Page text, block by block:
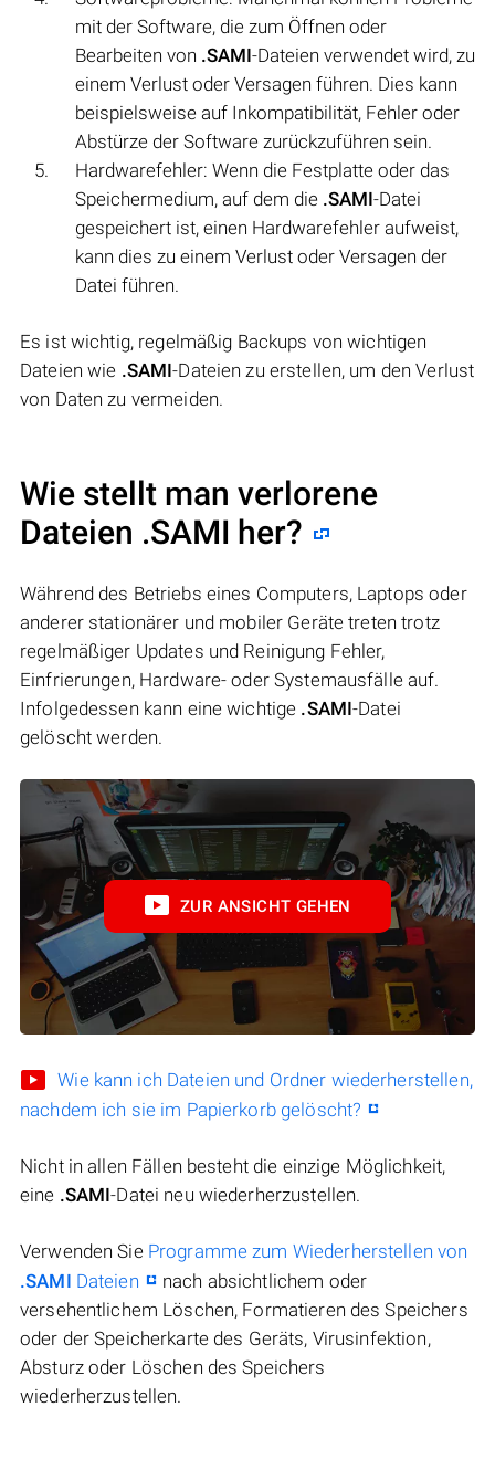
mit der Software, die zum Öffnen oder
Bearbeiten von .SAMI-Dateien verwendet wird, zu
einem Verlust oder Versagen führen. Dies kann
beispielsweise auf Inkompatibilität, Fehler oder
Abstürze der Software zurückzuführen sein.
Hardwarefehler: Wenn die Festplatte oder das
Speichermedium, auf dem die .SAMI-Datei
gespeichert ist, einen Hardwarefehler aufweist,
kann dies zu einem Verlust oder Versagen der
Datei führen.
Es ist wichtig, regelmäßig Backups von wichtigen
Dateien wie .SAMI-Dateien zu erstellen, um den Verlust
von Daten zu vermeiden.
Wie stellt man verlorene
Dateien .SAMI her?
Während des Betriebs eines Computers, Laptops oder
anderer stationärer und mobiler Geräte treten trotz
regelmäßiger Updates und Reinigung Fehler,
Einfrierungen, Hardware- oder Systemausfälle auf.
Infolgedessen kann eine wichtige .SAMI-Datei
gelöscht werden.
ZUR ANSICHT GEHEN
Wie kann ich Dateien und Ordner wiederherstellen,
nachdem ich sie im Papierkorb gelöscht?
Nicht in allen Fällen besteht die einzige Möglichkeit,
eine .SAMI-Datei neu wiederherzustellen.
Verwenden Sie Programme zum Wiederherstellen von
.SAMI Dateien
nach absichtlichem oder
versehentlichem Löschen, Formatieren des Speichers
oder der Speicherkarte des Geräts, Virusinfektion,
Absturz oder Löschen des Speichers
wiederherzustellen.